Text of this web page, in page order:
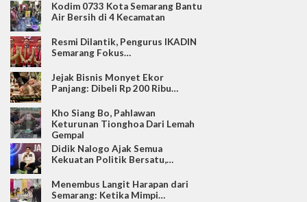
Kodim 0733 Kota Semarang Bantu
Air Bersih di 4 Kecamatan
Resmi Dilantik, Pengurus IKADIN
Semarang Fokus…
Jejak Bisnis Monyet Ekor
Panjang: Dibeli Rp 200 Ribu…
Kho Siang Bo, Pahlawan
Keturunan Tionghoa Dari Lemah
Gempal
Didik Nalogo Ajak Semua
Kekuatan Politik Bersatu,…
Menembus Langit Harapan dari
Semarang: Ketika Mimpi…